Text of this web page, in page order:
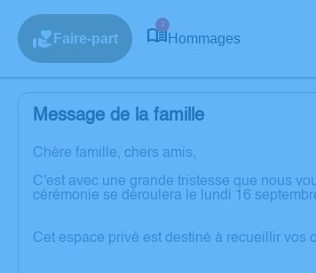
Faire-part
3
Hommages
Message de la famille
Chère famille, chers amis,
C'est avec une grande tristesse que nous
cérémonie se déroulera le lundi 16
Cet espace privé est destiné à recueillir vos